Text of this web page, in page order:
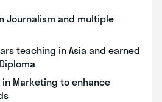
Journalism and multiple
teaching in Asia and earned
in Marketing to enhance